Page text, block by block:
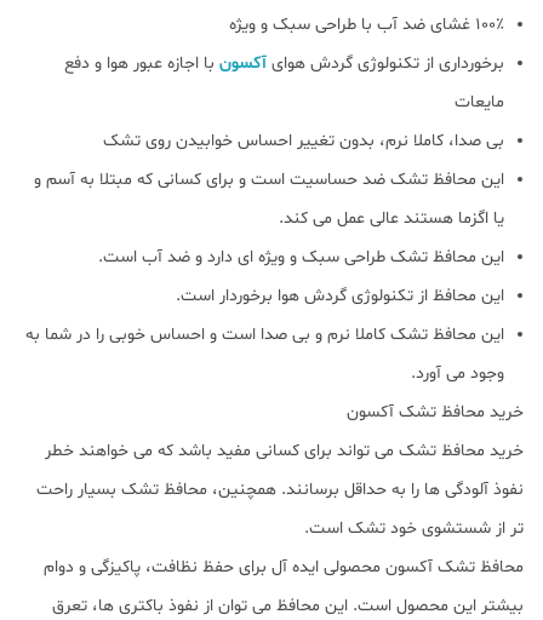
100٪ غشای ضد آب با طراحی سبک و ویژه
برخورداری از تکنولوژی گردش هوای آکسون با اجازه عبور هوا و دفع
مایعات
بی صدا، کاملا نرم، بدون تغییر احساس خوابیدن روی تشک
این محافظ تشک ضد حساسیت است و برای کسانی که مبتلا به آسم و
یا اگزما هستند عالی عمل می کند.
این محافظ تشک طراحی سبک و ویژه ای دارد و ضد آب است.
این محافظ از تکنولوژی گردش هوا برخوردار است.
این محافظ تشک کاملا نرم و بی صدا است و احساس خوبی را در شما به
وجود می آورد.
خرید محافظ تشک آکسون
خرید محافظ تشک می تواند برای کسانی مفید باشد که می خواهند خطر
نفوذ آلودگی ها را به حداقل برسانند. همچنین، محافظ تشک بسیار راحت
تر از شستشوی خود تشک است.
محافظ تشک آکسون محصولی ایده آل برای حفظ نظافت، پاکیزگی و دوام
بیشتر این محصول است. این محافظ می توان از نفوذ باکتری ها، تعرق